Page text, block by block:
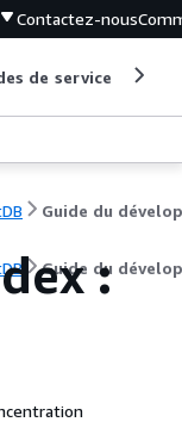
Contactez-nous
de service
Guide du
: